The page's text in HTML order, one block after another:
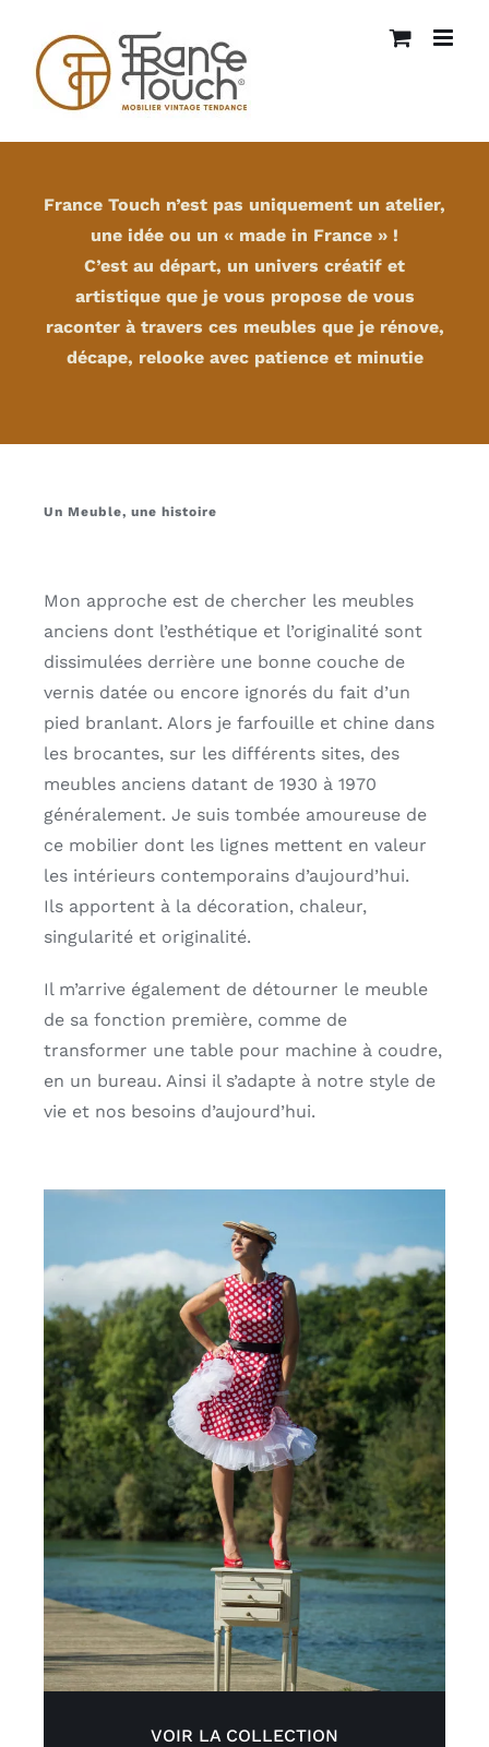
contenu
France Touch n’est pas uniquement un atelier,
une idée ou un « made in France » !
C’est au départ, un univers créatif et
artistique que je vous propose de vous
raconter à travers ces meubles que je rénove,
décape, relooke avec patience et minutie
Un Meuble, une histoire
Mon approche est de chercher les meubles
anciens dont l’esthétique et l’originalité sont
dissimulées derrière une bonne couche de
vernis datée ou encore ignorés du fait d’un
pied branlant. Alors je farfouille et chine dans
les brocantes, sur les différents sites, des
meubles anciens datant de 1930 à 1970
généralement. Je suis tombée amoureuse de
ce mobilier dont les lignes mettent en valeur
les intérieurs contemporains d’aujourd’hui.
Ils apportent à la décoration, chaleur,
singularité et originalité.
Il m’arrive également de détourner le meuble
de sa fonction première, comme de
transformer une table pour machine à coudre,
en un bureau. Ainsi il s’adapte à notre style de
vie et nos besoins d’aujourd’hui.
VOIR LA COLLECTION